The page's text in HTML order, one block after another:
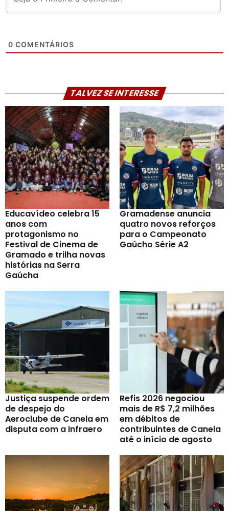
0 COMENTÁRIOS
TALVEZ SE INTERESSE
Educavídeo celebra 15
anos com
protagonismo no
Festival de Cinema de
Gramado e trilha novas
histórias na Serra
Gaúcha
Gramadense anuncia
quatro novos reforços
para o Campeonato
Gaúcho Série A2
Justiça suspende ordem
de despejo do
Aeroclube de Canela em
disputa com a Infraero
Refis 2026 negociou
mais de R$ 7,2 milhões
em débitos de
contribuintes de Canela
até o início de agosto